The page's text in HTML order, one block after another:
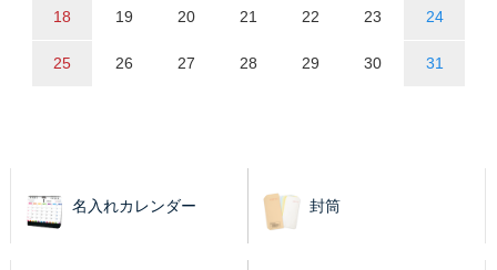
18 19 20 21 22 23 24
25 26 27 28 29 30 31
名入れカレンダー 封筒